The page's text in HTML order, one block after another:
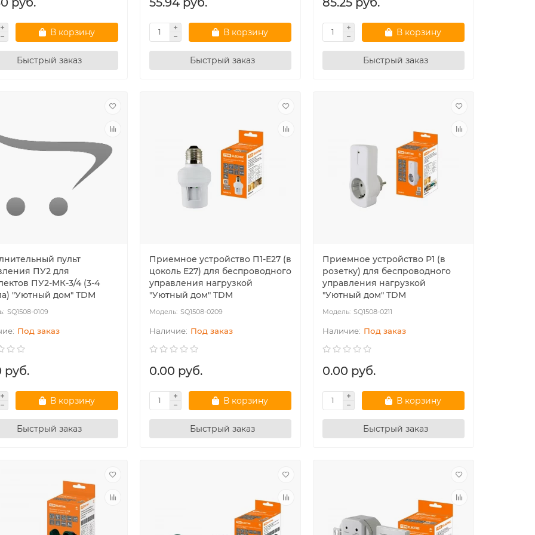
В корзину
Быстрый заказ
В корзину
Быстрый заказ
В корзину
Быстрый заказ
пульт
ПУ2 для
ПУ2-МК-3/4 (3-4
"Уютный дом" TDM
SQ1508-0109
Под заказ
руб.
В корзину
Быстрый заказ
Приемное устройство П1-Е27 (в
цоколь Е27) для беспроводного
управления нагрузкой
"Уютный дом" TDM
SQ1508-0209
Под заказ
0.00 руб.
В корзину
Быстрый заказ
Приемное устройство Р1 (в
розетку) для беспроводного
управления нагрузкой
"Уютный дом" TDM
SQ1508-0211
Под заказ
0.00 руб.
В корзину
Быстрый заказ